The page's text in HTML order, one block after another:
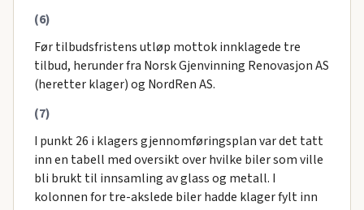
(6)
Før tilbudsfristens utløp mottok innklagede tre
tilbud, herunder fra Norsk Gjenvinning Renovasjon AS
(heretter klager) og NordRen AS.
(7)
I punkt 26 i klagers gjennomføringsplan var det tatt
inn en tabell med oversikt over hvilke biler som ville
bli brukt til innsamling av glass og metall. I
kolonnen for tre-akslede biler hadde klager fylt inn